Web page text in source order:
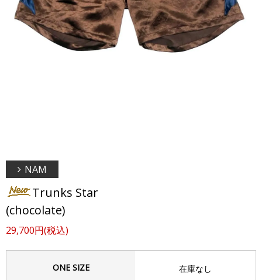
NAM
Trunks Star
(chocolate)
29,700円(税込)
ONE SIZE 在庫なし